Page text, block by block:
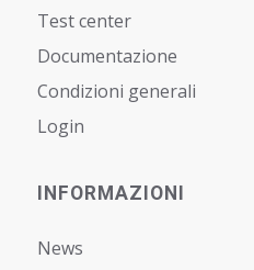
Test center
Documentazione
Condizioni generali
Login
INFORMAZIONI
News